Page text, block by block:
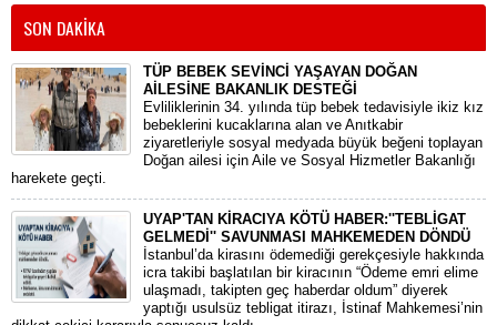
SON DAKİKA
TÜP BEBEK SEVİNCİ YAŞAYAN DOĞAN
AİLESİNE BAKANLIK DESTEĞİ
​Evliliklerinin 34. yılında tüp bebek tedavisiyle ikiz kız
bebeklerini kucaklarına alan ve Anıtkabir
ziyaretleriyle sosyal medyada büyük beğeni toplayan
Doğan ailesi için Aile ve Sosyal Hizmetler Bakanlığı
harekete geçti.
UYAP'TAN KİRACIYA KÖTÜ HABER:''TEBLİGAT
GELMEDİ'' SAVUNMASI MAHKEMEDEN DÖNDÜ
​İstanbul’da kirasını ödemediği gerekçesiyle hakkında
icra takibi başlatılan bir kiracının “Ödeme emri elime
ulaşmadı, takipten geç haberdar oldum” diyerek
yaptığı usulsüz tebligat itirazı, İstinaf Mahkemesi’nin